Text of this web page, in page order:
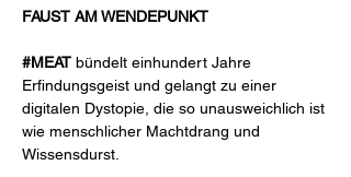
FAUST AM WENDEPUNKT
#MEAT bündelt einhundert Jahre
Erfindungsgeist und gelangt zu einer
digitalen Dystopie, die so unausweichlich ist
wie menschlicher Machtdrang und
Wissensdurst.